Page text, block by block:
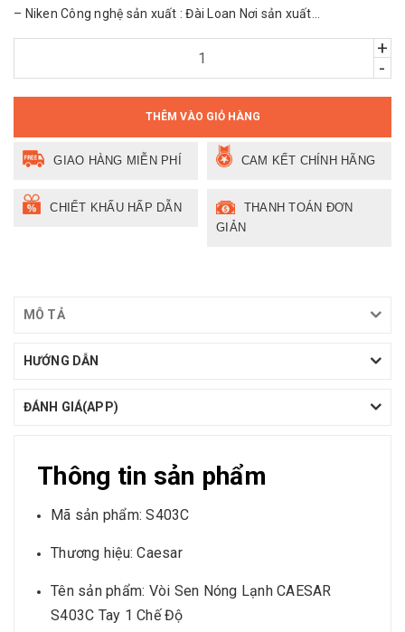
– Niken Công nghệ sản xuất : Đài Loan Nơi sản xuất...
+
-
THÊM VÀO GIỎ HÀNG
GIAO HÀNG MIỄN PHÍ CAM KẾT CHÍNH HÃNG
CHIẾT KHẤU HẤP DẪN
THANH TOÁN ĐƠN
GIẢN
MÔ TẢ
HƯỚNG DẪN
ĐÁNH GIÁ(APP)
Thông tin sản phẩm
Mã sản phẩm: S403C
Thương hiệu: Caesar
Tên sản phẩm: Vòi Sen Nóng Lạnh CAESAR
S403C Tay 1 Chế Độ